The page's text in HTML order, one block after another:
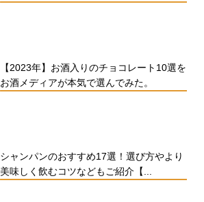
【2023年】お酒入りのチョコレート10選を
お酒メディアが本気で選んでみた。
シャンパンのおすすめ17選！選び方やより
美味しく飲むコツなどもご紹介【...